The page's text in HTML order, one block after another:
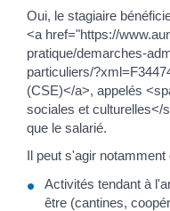
Oui, le stagiaire
<a href="https://
pratique/demarches-
particuliers/
(CSE)</a>, appelés
sociales et culturelles</
que le salarié.
Il peut s'agir
Activités tendant à
être (cantines,